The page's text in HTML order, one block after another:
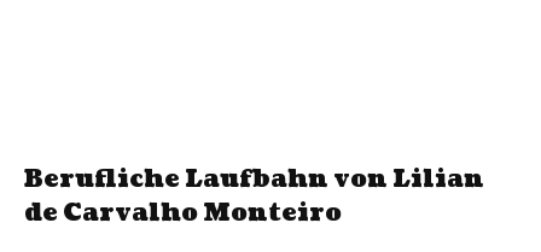
Berufliche Laufbahn von Lilian
de Carvalho Monteiro